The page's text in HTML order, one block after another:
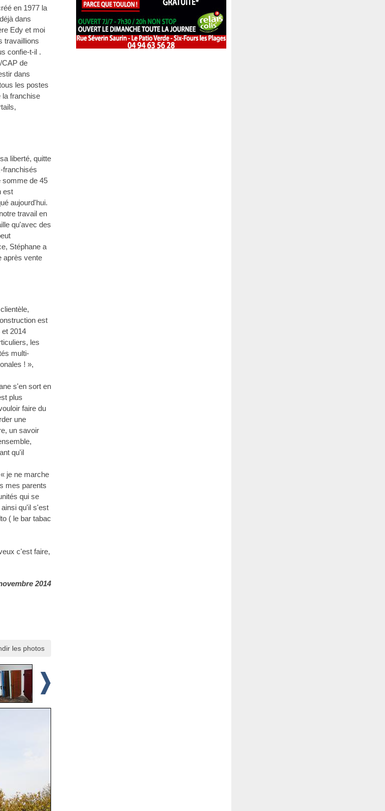
en 1977 la
dans
Edy et moi
travaillions
confie-t-il .
CAP de
dans
les postes
la franchise
liberté, quitte
franchisés
somme de 45
est
aujourd'hui.
travail en
qu'avec des
Stéphane a
après vente
est
2014
les
multi-
! »,
s'en sort en
plus
faire du
une
un savoir
qu'il
je ne marche
mes parents
qui se
qu'il s'est
( le bar tabac
c'est faire,
2014
les photos